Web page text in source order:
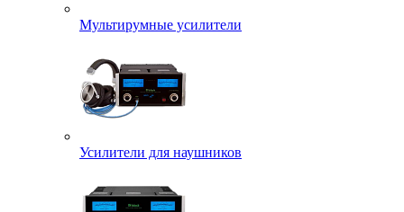
Мультирумные усилители
Усилители для наушников